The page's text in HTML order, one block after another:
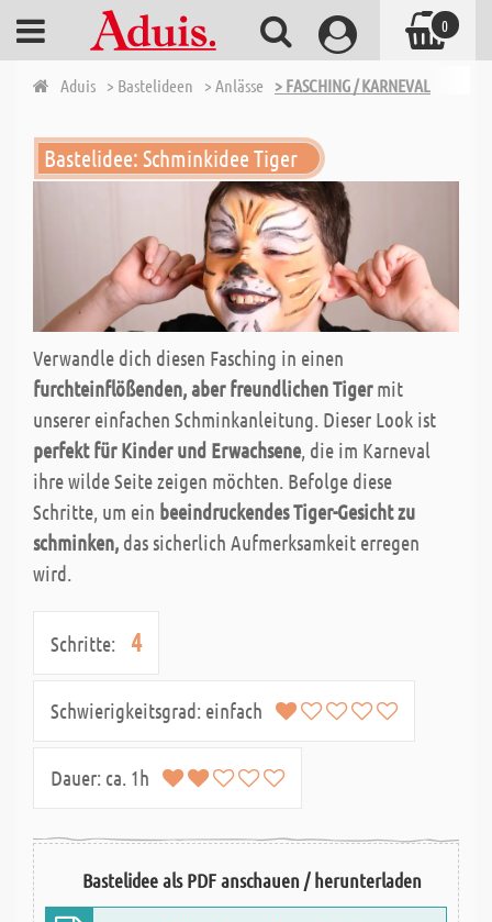
Aduis > Bastelideen > Anlässe > FASCHING / KARNEVAL
Bastelidee: Schminkidee Tiger
Verwandle dich diesen Fasching in einen
furchteinflößenden, aber freundlichen Tigermit
unserer einfachen Schminkanleitung. Dieser Look ist
perfekt für Kinder und Erwachsene, die im Karneval
ihre wilde Seite zeigen möchten. Befolge diese
Schritte, um ein beeindruckendes Tiger-Gesicht zu
schminken, das sicherlich Aufmerksamkeit erregen
wird.
Schritte: 4
Schwierigkeitsgrad: einfach
Dauer: ca. 1h
Bastelidee als PDF anschauen / herunterladen
0